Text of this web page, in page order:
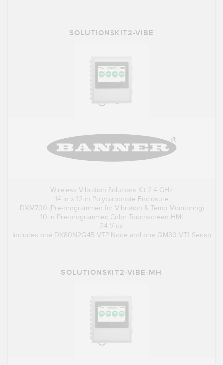
SOLUTIONSKIT2-VIBE
Wireless Vibration Solutions Kit 2.4 GHz
14 in x 12 in Polycarbonate Enclosure
DXM700 (Pre-programmed for Vibration & Temp Monitoring)
10 in Pre-programmed Color Touchscreen HMI
24 V dc
Includes one DX80N2Q45 VTP Node and one QM30 VT1 Senso
SOLUTIONSKIT2-VIBE-MH